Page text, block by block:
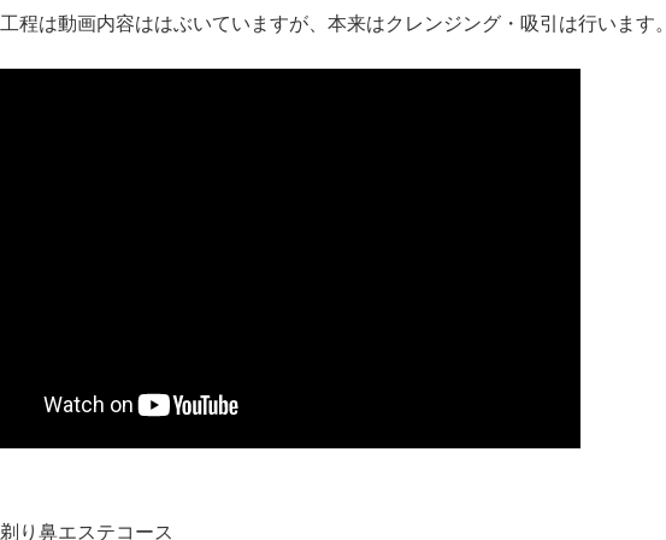
程は動画内容ははぶいていますが、本来はクレンジング・吸引は行います。
り鼻エステコース